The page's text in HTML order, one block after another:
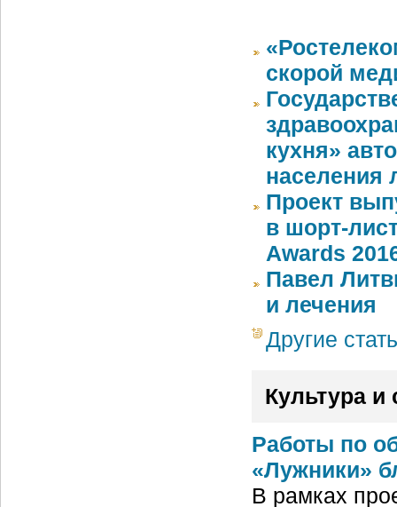
скорой
кухня»
населения
Проект
в шорт-
Аwards
Павел
и лечения
Другие
Культура и
Работы по
«Лужники»
В рамках